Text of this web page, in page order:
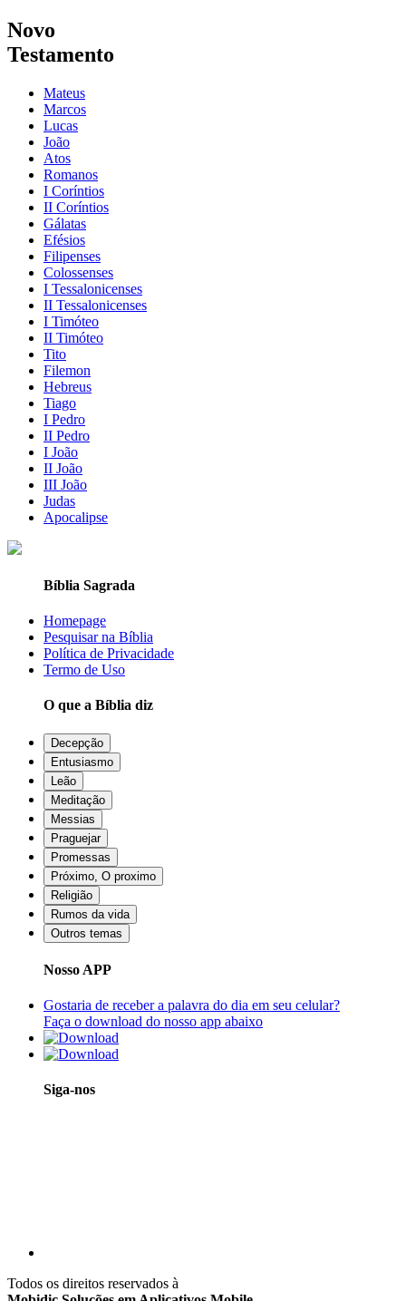
Novo
Testamento
Mateus
Marcos
Lucas
João
Atos
Romanos
I Coríntios
II Coríntios
Gálatas
Efésios
Filipenses
Colossenses
I Tessalonicenses
II Tessalonicenses
I Timóteo
II Timóteo
Tito
Filemon
Hebreus
Tiago
I Pedro
II Pedro
I João
II João
III João
Judas
Apocalipse
Bíblia Sagrada
Homepage
Pesquisar na Bíblia
Política de Privacidade
Termo de Uso
O que a Bíblia diz
Decepção
Entusiasmo
Leão
Meditação
Messias
Praguejar
Promessas
Próximo, O proximo
Religião
Rumos da vida
Outros temas
Nosso APP
Gostaria de receber a palavra do dia em seu celular?
Faça o download do nosso app abaixo
Siga-nos
Todos os direitos reservados à